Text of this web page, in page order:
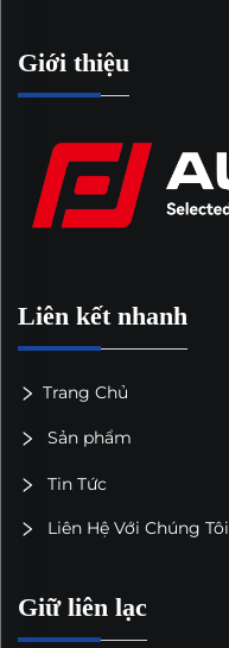
Giới thiệu
Liên kết nhanh
Trang Chủ
Sản phẩm
Tin Tức
Liên Hệ Với Chúng Tôi
Giữ liên lạc